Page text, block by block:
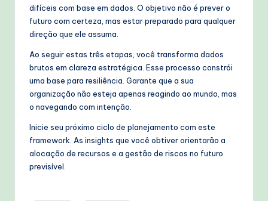
difíceis com base em dados. O objetivo não é prever o
futuro com certeza, mas estar preparado para qualquer
direção que ele assuma.
Ao seguir estas três etapas, você transforma dados
brutos em clareza estratégica. Esse processo constrói
uma base para resiliência. Garante que a sua
organização não esteja apenas reagindo ao mundo, mas
o navegando com intenção.
Inicie seu próximo ciclo de planejamento com este
framework. As insights que você obtiver orientarão a
alocação de recursos e a gestão de riscos no futuro
previsível.